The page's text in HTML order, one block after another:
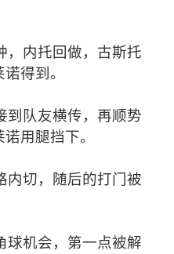
内托回做，古斯托
得到。
队友横传，再顺势
用腿挡下。
切，随后的打门被
机会，第一点被解